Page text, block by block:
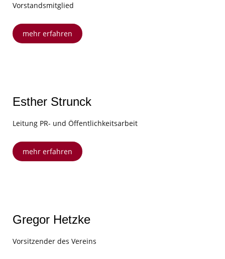
Vorstandsmitglied
mehr erfahren
Esther Strunck
Leitung PR- und Öffentlichkeitsarbeit
mehr erfahren
Gregor Hetzke
Vorsitzender des Vereins